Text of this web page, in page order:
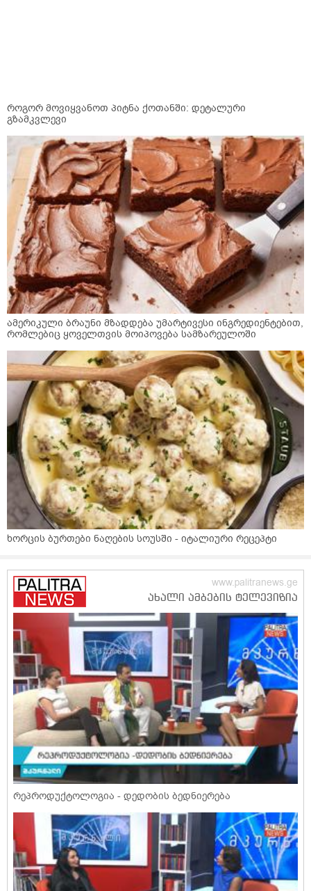
როგორ მოვიყვანოთ პიტნა ქოთანში: დეტალური
გზამკვლევი
ამერიკული ბრაუნი მზადდება უმარტივესი ინგრედიენტებით,
რომლებიც ყოველთვის მოიპოვება სამზარეულოში
ხორცის ბურთები ნაღების სოუსში - იტალიური რეცეპტი
რეპროდუქტოლოგია - დედობის ბედნიერება